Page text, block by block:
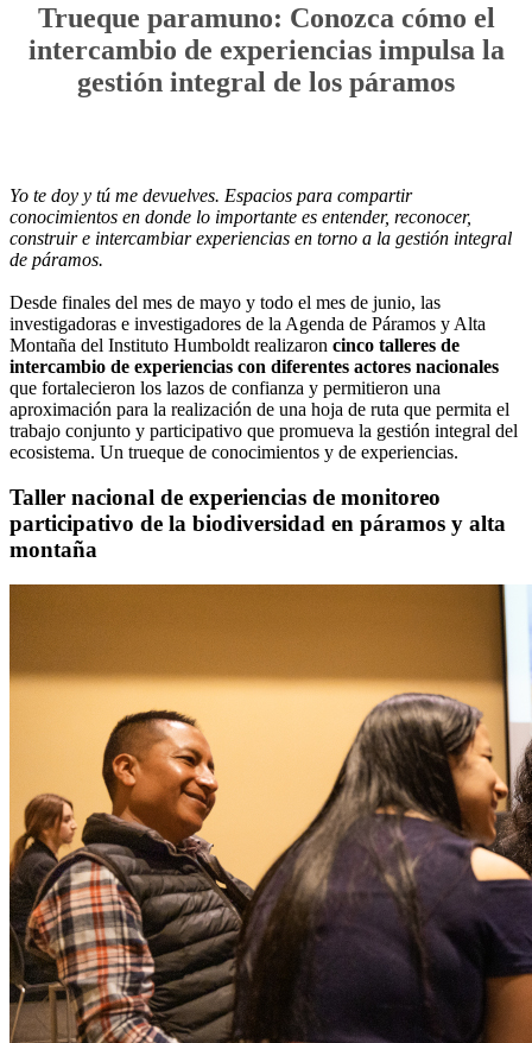
Trueque paramuno: Conozca cómo el
intercambio de experiencias impulsa la
gestión integral de los páramos
Yo te doy y tú me devuelves. Espacios para compartir
conocimientos en donde lo importante es entender, reconocer,
construir e intercambiar experiencias en torno a la gestión integral
de páramos.
Desde finales del mes de mayo y todo el mes de junio, las
investigadoras e investigadores de la Agenda de Páramos y Alta
Montaña del Instituto Humboldt realizaron cinco talleres de
intercambio de experiencias con diferentes actores nacionales
que fortalecieron los lazos de confianza y permitieron una
aproximación para la realización de una hoja de ruta que permita el
trabajo conjunto y participativo que promueva la gestión integral del
ecosistema. Un trueque de conocimientos y de experiencias.
Taller nacional de experiencias de monitoreo
participativo de la biodiversidad en páramos y alta
montaña